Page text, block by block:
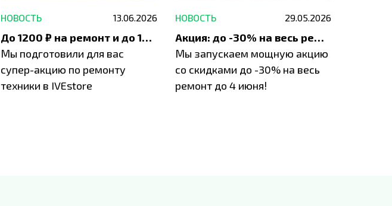
НОВОСТЬ 13.06.2026
До 1200 ₽ на ремонт и до 1500 ₽ на покупку техники Apple
Мы подготовили для вас
супер-акцию по ремонту
техники в IVEstore
НОВОСТЬ 29.05.2026
Акция: до -30% на весь ремонт техники Apple
Мы запускаем мощную акцию
со скидками до -30% на весь
ремонт до 4 июня!